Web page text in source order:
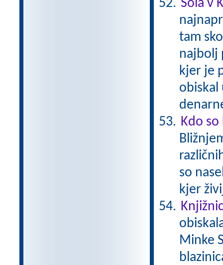
Šola v
tam
najbolj
kjer je
obiskal
Kdo so
so
kjer
Minke